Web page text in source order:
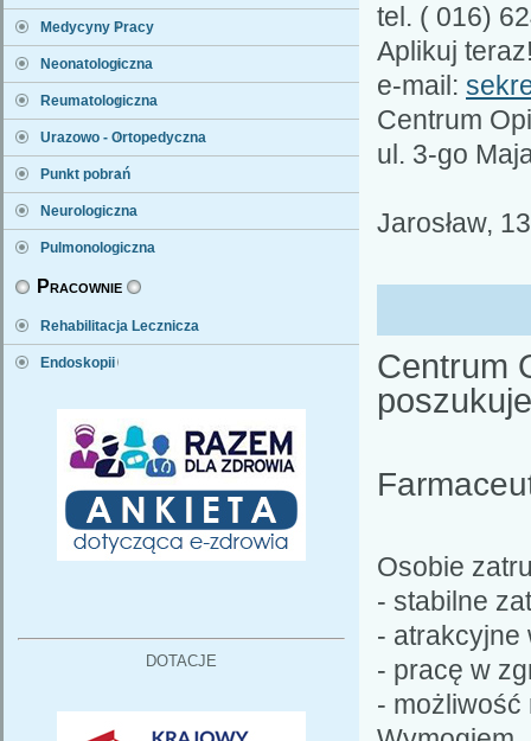
Medycyny Pracy
Neonatologiczna
Reumatologiczna
Urazowo - Ortopedyczna
Punkt pobrań
Neurologiczna
Pulmonologiczna
Pracownie
Rehabilitacja Lecznicza
Endoskopii
DOTACJE
tel. ( 016)
Aplikuj
e-mail:
Centrum
ul. 3-go
Jarosław,
Centrum
Osobie
- stabilne
- atrakcyjne
- pracę w
- możliwość